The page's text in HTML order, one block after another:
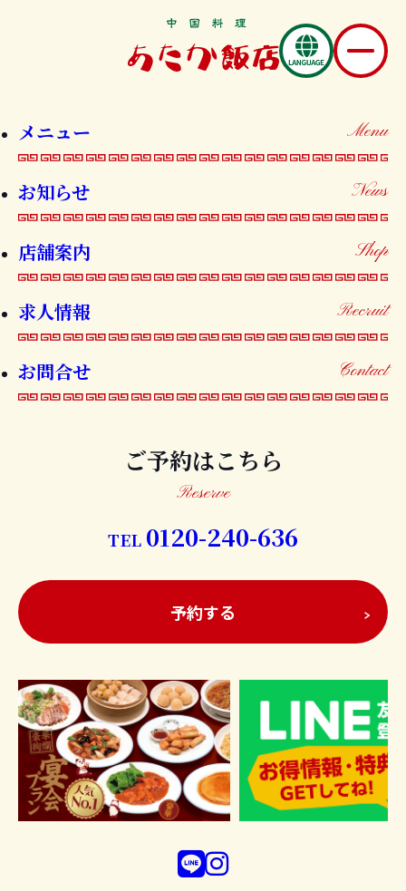
メニュー Menu
お知らせ News
店舗案内 Shop
求人情報 Recruit
お問合せ Contact
ご予約はこちら
Reserve
TEL 0120-240-636
予約する
海鮮焼ニラまんじゅう 割引LINEク
ーポンが発行されました！